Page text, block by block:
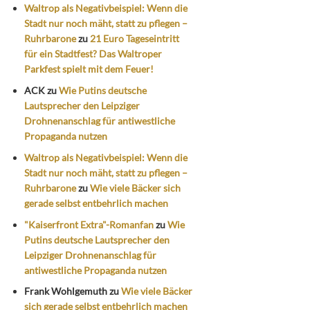
Waltrop als Negativbeispiel: Wenn die
Stadt nur noch mäht, statt zu pflegen –
Ruhrbaronezu 21 Euro Tageseintritt
für ein Stadtfest? Das Waltroper
Parkfest spielt mit dem Feuer!
ACKzuWie Putins deutsche
Lautsprecher den Leipziger
Drohnenanschlag für antiwestliche
Propaganda nutzen
Waltrop als Negativbeispiel: Wenn die
Stadt nur noch mäht, statt zu pflegen –
RuhrbaronezuWie viele Bäcker sich
gerade selbst entbehrlich machen
"Kaiserfront Extra"-RomanfanzuWie
Putins deutsche Lautsprecher den
Leipziger Drohnenanschlag für
antiwestliche Propaganda nutzen
Frank WohlgemuthzuWie viele Bäcker
sich gerade selbst entbehrlich machen